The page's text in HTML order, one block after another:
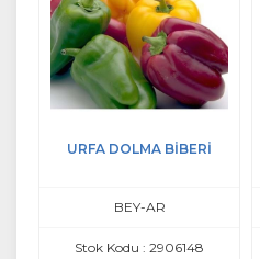
URFA DOLMA BİBERİ
BEY-AR
Stok Kodu : 2906148